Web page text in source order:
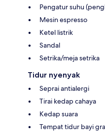
Pengatur suhu
Mesin espresso
Ketel listrik
Sandal
Setrika/meja setrika
Tidur nyenyak
Seprai antialergi
Tirai kedap cahaya
Kedap suara
Tempat tidur bayi